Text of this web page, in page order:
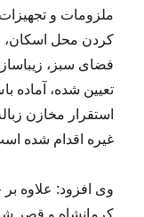
ملزومات و
کردن محل اسکان،
فضای سبز،
تعیین شده، آماده
استقرار مخازن
غیره اقدام شده
کرمانشاه و قصر